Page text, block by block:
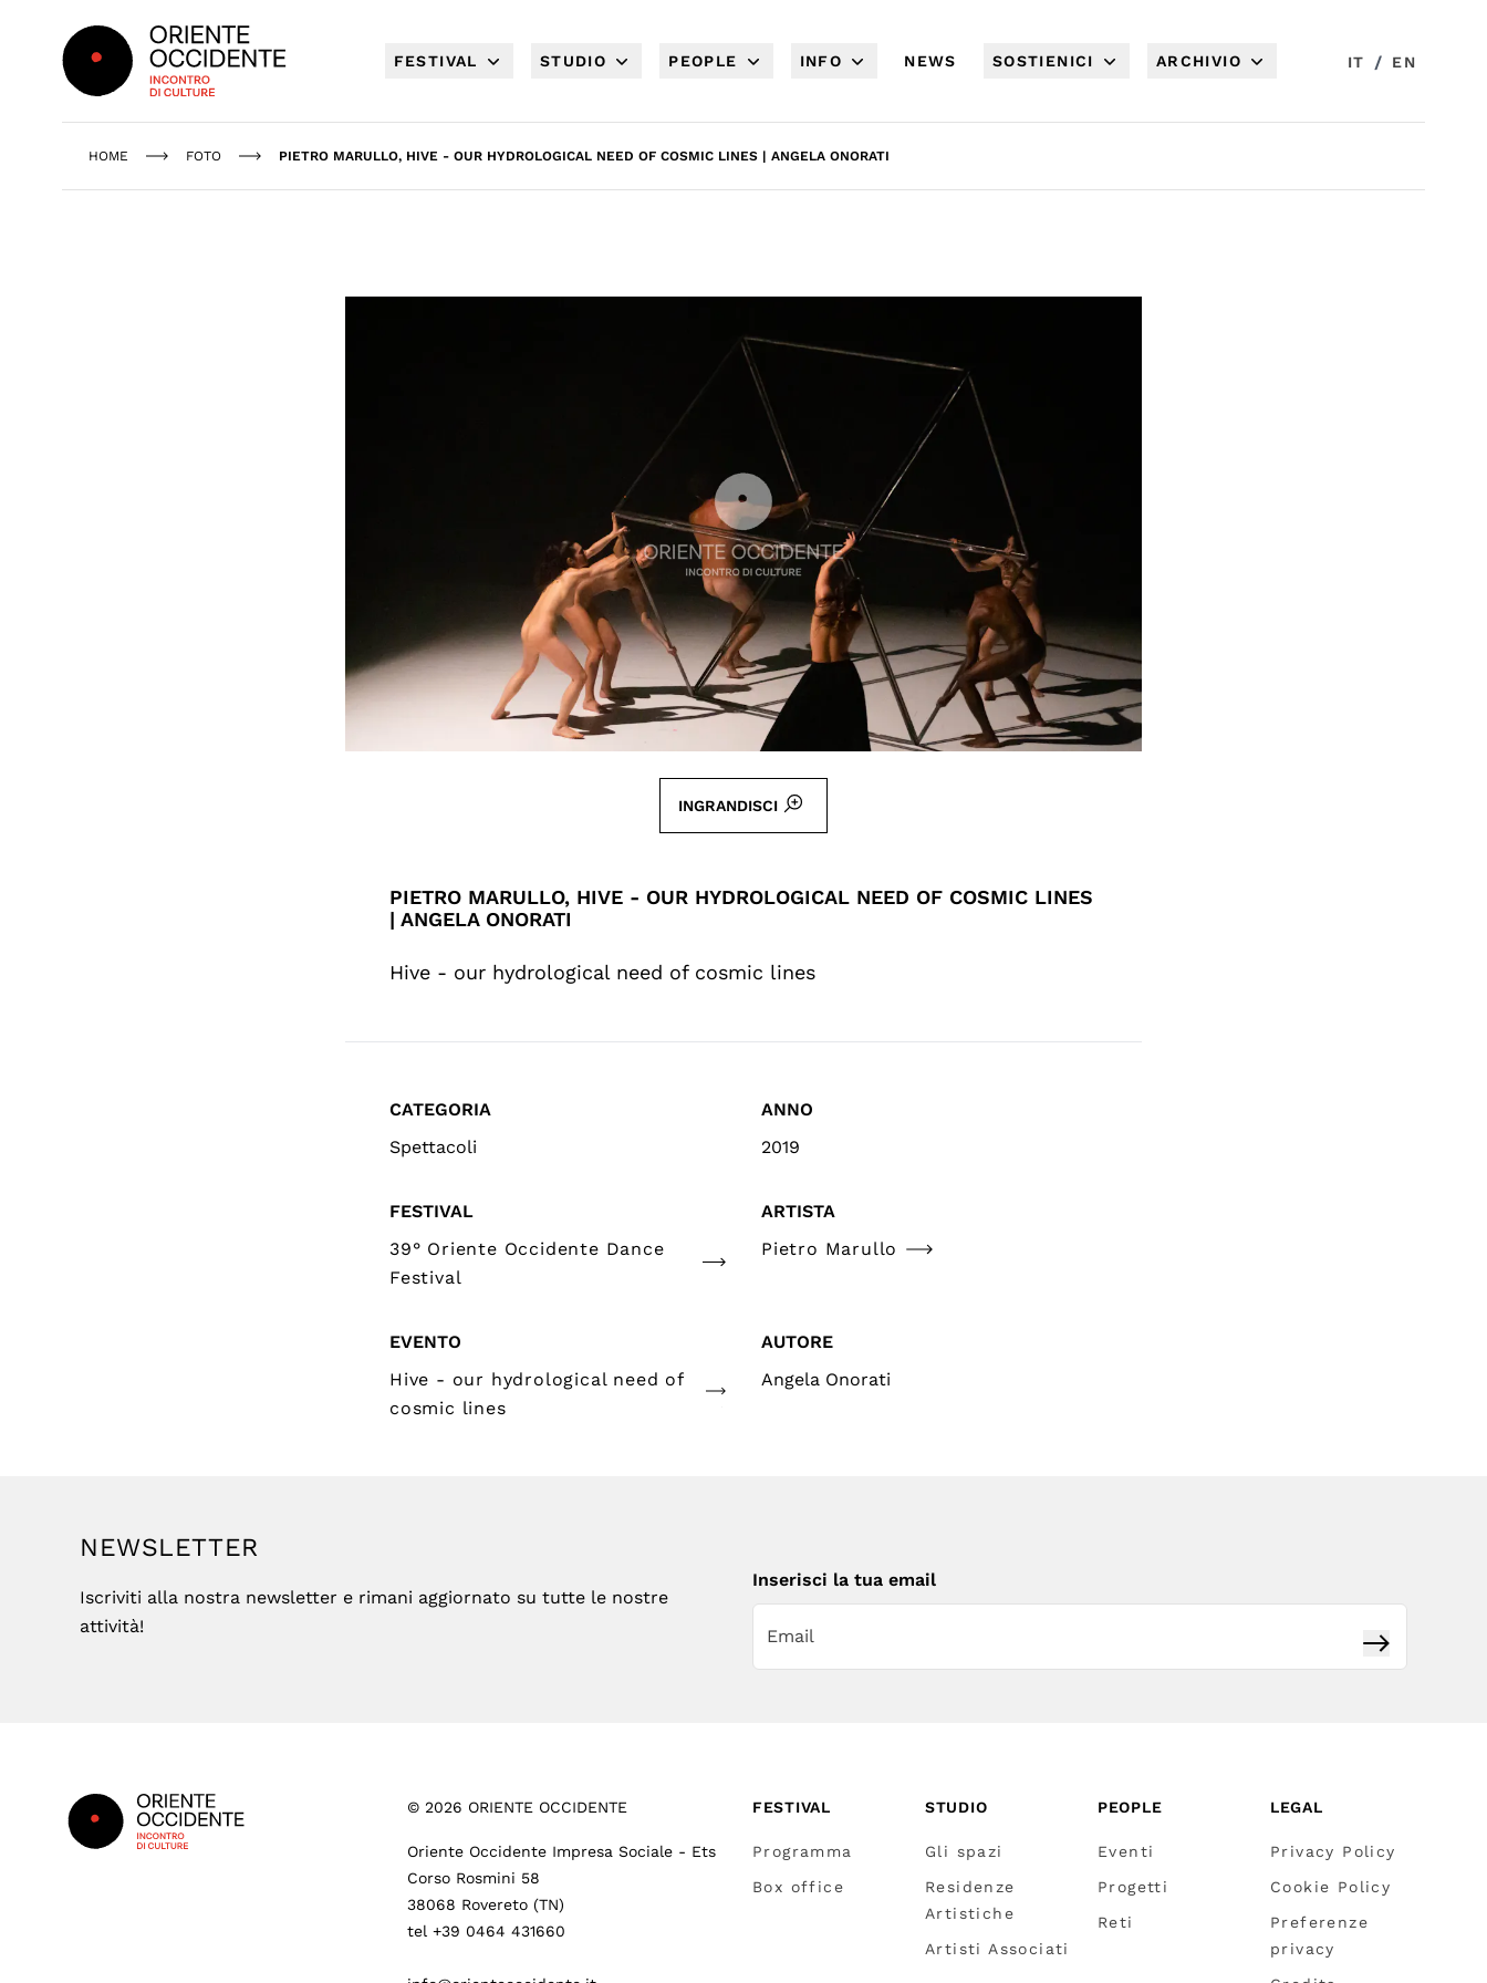
Oriente Occidente
FESTIVAL STUDIO PEOPLE INFO NEWS SOSTIENICI ARCHIVIO IT / EN
HOME FOTO PIETRO MARULLO, HIVE - OUR HYDROLOGICAL NEED OF COSMIC LINES | ANGELA ONORATI
INGRANDISCI
PIETRO MARULLO, HIVE - OUR HYDROLOGICAL NEED OF COSMIC LINES
| ANGELA ONORATI
Hive - our hydrological need of cosmic lines
CATEGORIA
Spettacoli
ANNO
2019
FESTIVAL
39° Oriente Occidente Dance
Festival
ARTISTA
Pietro Marullo
EVENTO
Hive - our hydrological need of
cosmic lines
AUTORE
Angela Onorati
NEWSLETTER
Iscriviti alla nostra newsletter e rimani aggiornato su tutte le nostre
attività!
Inserisci la tua email
Iscriviti
© 2026 ORIENTE OCCIDENTE
Oriente Occidente Impresa Sociale - Ets
Corso Rosmini 58
38068 Rovereto (TN)
tel +39 0464 431660
FESTIVAL
Programma
Box office
STUDIO
Gli spazi
Residenze
Artistiche
Artisti Associati
PEOPLE
Eventi
Progetti
Reti
LEGAL
Privacy Policy
Cookie Policy
Preferenze
privacy